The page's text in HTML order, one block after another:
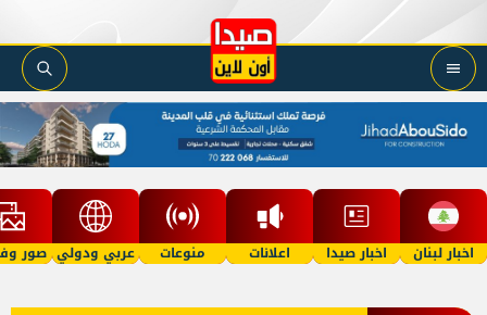
اخبار لبنان اخبار صيدا اعلانات منوعات عربي ودولي صور